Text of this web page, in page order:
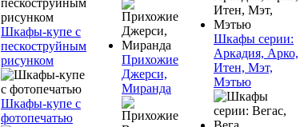
Шкафы-купе с
пескоструйным
рисунком
Шкафы-купе с
фотопечатью
Прихожие
Джерси,
Миранда
Шкафы серии:
Аркадия, Арко,
Итен, Мэт,
Мэтью